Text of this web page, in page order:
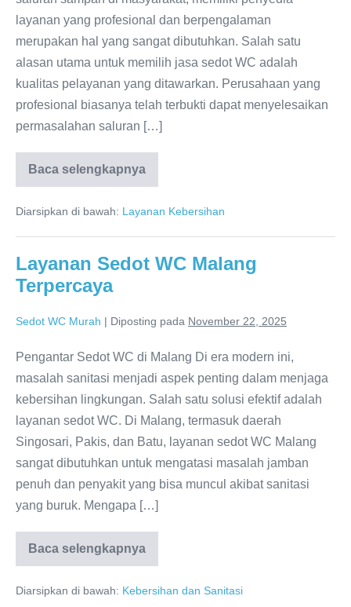
layanan yang profesional dan berpengalaman
merupakan hal yang sangat dibutuhkan. Salah satu
alasan utama untuk memilih jasa sedot WC adalah
kualitas pelayanan yang ditawarkan. Perusahaan yang
profesional biasanya telah terbukti dapat menyelesaikan
permasalahan saluran […]
Baca selengkapnya
Sedot
WC
Terpercaya
Diarsipkan di bawah: Layanan Kebersihan
Layanan Sedot WC Malang
Terpercaya
Sedot WC Murah | Diposting pada November 22, 2025
Pengantar Sedot WC di Malang Di era modern ini,
masalah sanitasi menjadi aspek penting dalam menjaga
kebersihan lingkungan. Salah satu solusi efektif adalah
layanan sedot WC. Di Malang, termasuk daerah
Singosari, Pakis, dan Batu, layanan sedot WC Malang
sangat dibutuhkan untuk mengatasi masalah jamban
penuh dan penyakit yang bisa muncul akibat sanitasi
yang buruk. Mengapa […]
Baca selengkapnya
Layanan
Sedot
Malang
Diarsipkan di bawah: Kebersihan dan Sanitasi